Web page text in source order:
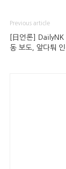
Previous article
[日언론]
동 보도, 앞다퉈